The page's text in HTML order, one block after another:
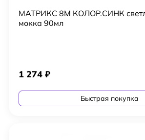
МАТРИКС 8M КОЛОР.СИНК
мокка 90мл
1 274 ₽
Быстрая покупка